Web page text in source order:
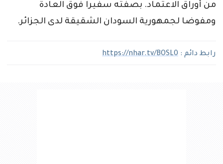
من أوراق الاعتماد. بصفته سفيرا فوق العادة
ومفوضا لجمهورية السودان الشقيقة لدى الجزائر.
رابط دائم : https://nhar.tv/BOSL0